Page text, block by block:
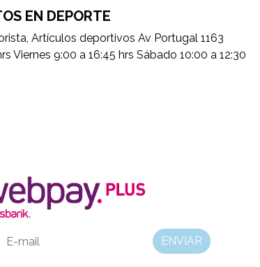
EN DEPORTE
Artículos deportivos Av Portugal 1163
Viernes 9:00 a 16:45 hrs Sábado 10:00 a 12:30
ENVIAR